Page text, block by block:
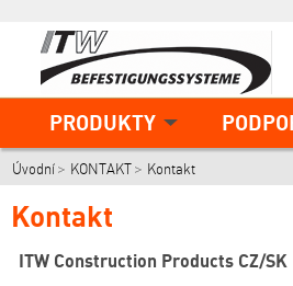
PRODUKTY
Úvodní KONTAKT Kontakt
Kontakt
ITW Construction Products CZ/SK